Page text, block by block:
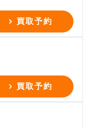
買取予約
買取予約